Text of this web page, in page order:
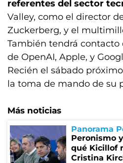
referentes del sector
Valley, como el director
Zuckerberg, y el
También tendrá
de OpenAI, Apple, y
Recién el sábado
la toma de mando de su
Más noticias
Panorama
Peronismo
qué Kicillof
Cristina